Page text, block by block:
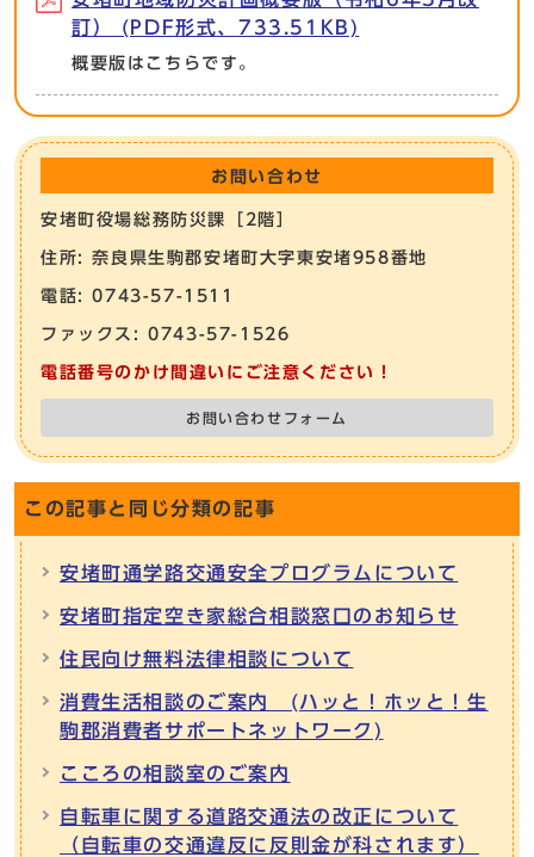
訂） (PDF形式、733.51KB)
概要版はこちらです。
お問い合わせ
安堵町役場総務防災課［2階］
住所: 奈良県生駒郡安堵町大字東安堵958番地
電話: 0743-57-1511
ファックス: 0743-57-1526
電話番号のかけ間違いにご注意ください！
お問い合わせフォーム
この記事と同じ分類の記事
安堵町通学路交通安全プログラムについて
安堵町指定空き家総合相談窓口のお知らせ
住民向け無料法律相談について
消費生活相談のご案内 (ハッと！ホッと！生
駒郡消費者サポートネットワーク)
こころの相談室のご案内
自転車に関する道路交通法の改正について
（自転車の交通違反に反則金が科されます）